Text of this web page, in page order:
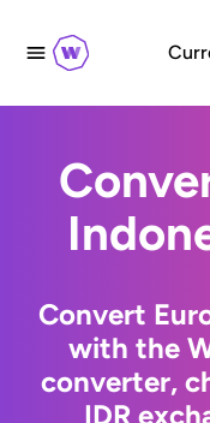
Convert
with the
converter,
IDR